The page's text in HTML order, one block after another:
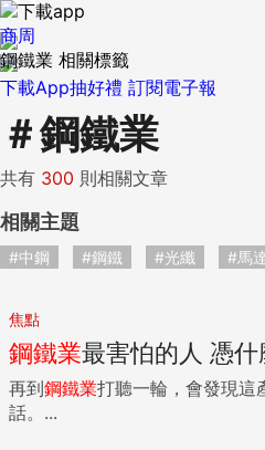
下載App抽好禮 訂閱電子報
商周
鋼鐵業 相關標籤
＃鋼鐵業
共有 300 則相關文章
相關主題
#中鋼 #鋼鐵 #光纖 #馬
焦點
鋼鐵業最害怕的人 憑什
再到鋼鐵業打聽一輪，會發現這
話。...